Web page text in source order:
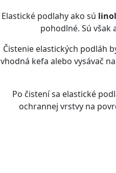
Elastické podlahy ako sú
pohodlné. Sú však
Čistenie elastických podláh
vhodná kefa alebo vysávač
Po čistení sa elastické
ochrannej vrstvy na